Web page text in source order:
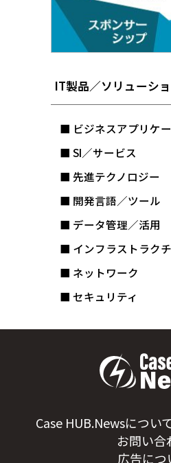
IT製品／ソリューシ
■ ビジネスアプリケ
■ SI／サービス
■ 先進テクノロジー
■ 開発言語／ツール
■ データ管理／活用
■ インフラストラク
■ ネットワーク
■ セキュリティ
Case HUB.Newsについ
お問い合
広告につ